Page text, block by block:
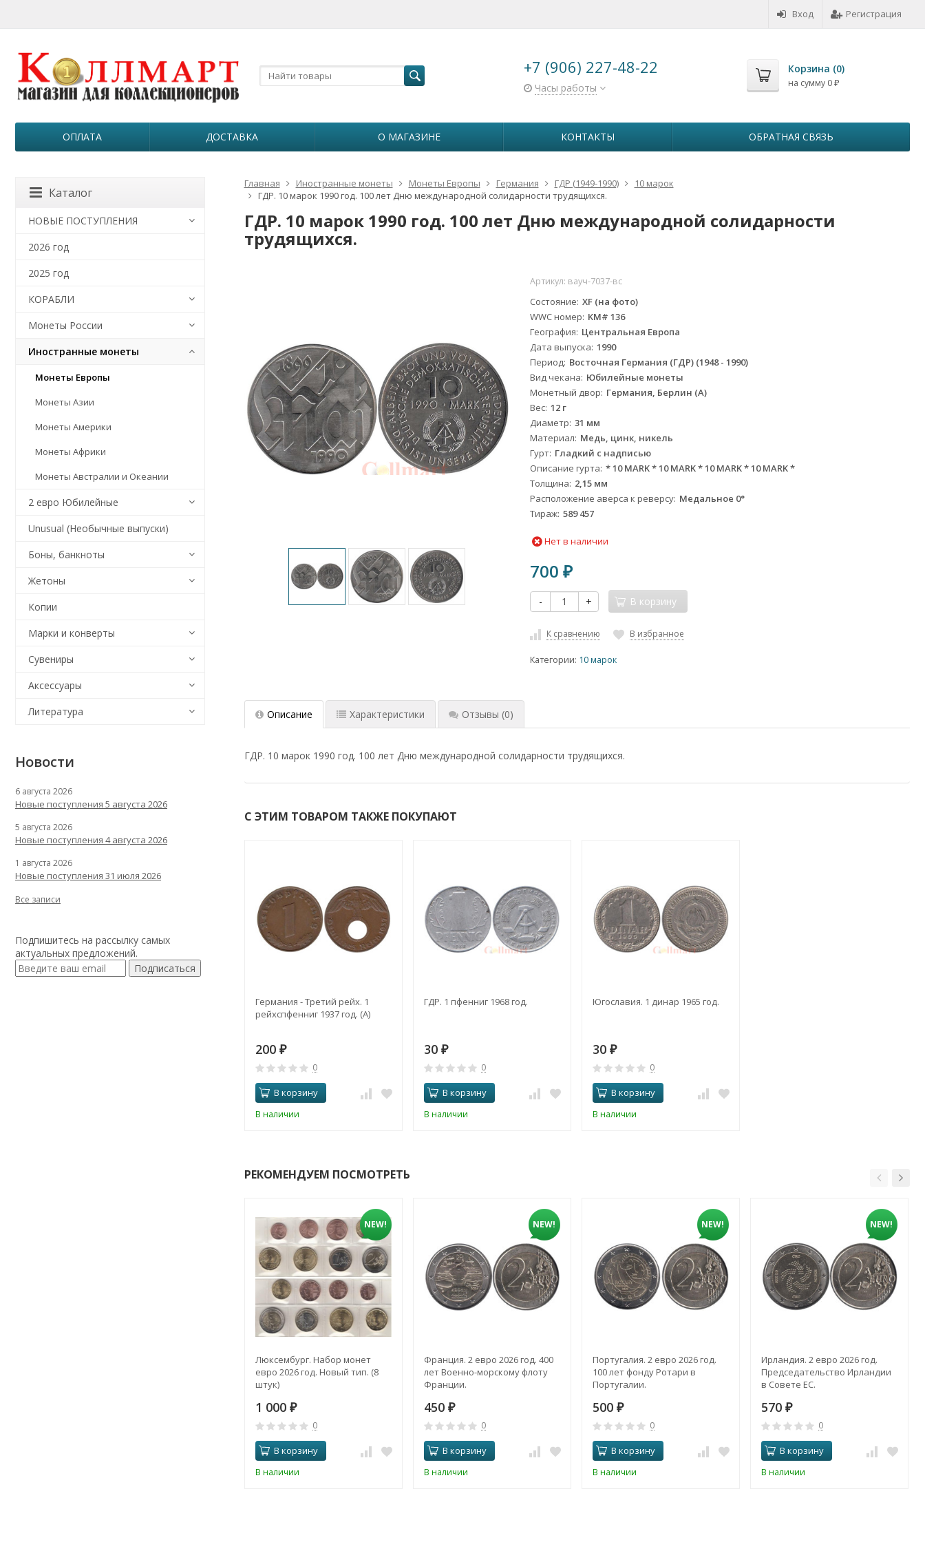
Вход Регистрация
+7 (906) 227-48-22
Часы работы
Корзина (0)
на сумму 0 ₽
ОПЛАТА ДОСТАВКА О МАГАЗИНЕ КОНТАКТЫ ОБРАТНАЯ СВЯЗЬ
Главная Иностранные монеты Монеты Европы Германия ГДР (1949-1990)
10 марок
ГДР. 10 марок 1990 год. 100 лет Дню международной солидарности трудящихся.
ГДР. 10 марок 1990 год. 100 лет Дню международной солидарности
трудящихся.
Артикул: вауч-7037-вс
Состояние XF (на фото)
WWC номер KM# 136
География Центральная Европа
Дата выпуска 1990
Период Восточная Германия (ГДР) (1948 - 1990)
Вид чекана Юбилейные монеты
Монетный двор Германия, Берлин (А)
Вес 12 г
Диаметр 31 мм
Материал Медь, цинк, никель
Гурт Гладкий с надписью
Описание гурта * 10 MARK * 10 MARK * 10 MARK * 10 MARK *
Толщина 2,15 мм
Расположение аверса к реверсу Медальное 0°
Тираж 589 457
Нет в наличии
700₽
- + В корзину
К сравнению В избранное
Категории: 10 марок
Описание Характеристики Отзывы (0)
ГДР. 10 марок 1990 год. 100 лет Дню международной солидарности трудящихся.
С ЭТИМ ТОВАРОМ ТАКЖЕ ПОКУПАЮТ
Германия - Третий рейх. 1
рейхспфенниг 1937 год. (A)
200 ₽
0
В корзину
В наличии
ГДР. 1 пфенниг 1968 год.
30 ₽
0
В корзину
В наличии
Югославия. 1 динар 1965 год.
30 ₽
0
В корзину
В наличии
РЕКОМЕНДУЕМ ПОСМОТРЕТЬ
NEW!
Люксембург. Набор монет
евро 2026 год. Новый тип. (8
штук)
1 000 ₽
0
В корзину
В наличии
NEW!
Франция. 2 евро 2026 год. 400
лет Военно-морскому флоту
Франции.
450 ₽
0
В корзину
В наличии
NEW!
Португалия. 2 евро 2026 год.
100 лет фонду Ротари в
Португалии.
500 ₽
0
В корзину
В наличии
NEW!
Ирландия. 2 евро 2026 год.
Председательство Ирландии
в Совете ЕС.
570 ₽
0
В корзину
В наличии
Каталог
НОВЫЕ ПОСТУПЛЕНИЯ
2026 год
2025 год
КОРАБЛИ
Монеты России
Иностранные монеты
Монеты Европы
Монеты Азии
Монеты Америки
Монеты Африки
Монеты Австралии и Океании
2 евро Юбилейные
Unusual (Необычные выпуски)
Боны, банкноты
Жетоны
Копии
Марки и конверты
Сувениры
Аксессуары
Литература
Новости
6 августа 2026
Новые поступления 5 августа 2026
5 августа 2026
Новые поступления 4 августа 2026
1 августа 2026
Новые поступления 31 июля 2026
Все записи
Подпишитесь на рассылку самых
актуальных предложений.
Подписаться